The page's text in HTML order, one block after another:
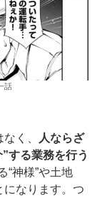
話
く、
人ならざ
する業務を行う
“神様”や土地
になります。つ